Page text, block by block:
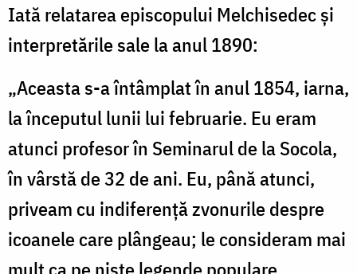
Iată relatarea episcopului Melchisedec și
interpretările sale la anul 1890:
„Aceasta s-a întâmplat în anul 1854, iarna,
la începutul lunii lui februarie. Eu eram
atunci profesor în Seminarul de la Socola,
în vârstă de 32 de ani. Eu, până atunci,
priveam cu indiferenţă zvonurile despre
icoanele care plângeau; le consideram mai